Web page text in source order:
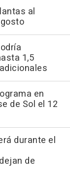
al
1,5
en
de Sol el 12
durante el
de